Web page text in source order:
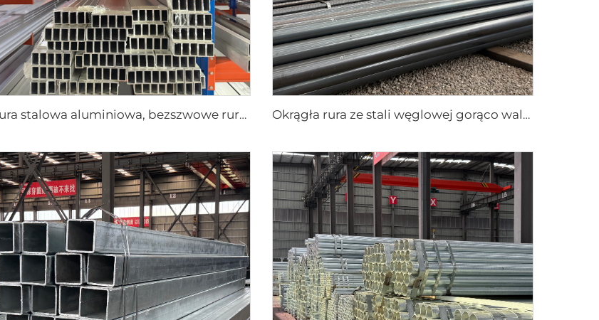
Rura stalowa aluminiowa, bezszwowe rury kwadratowe Okrągła rura ze stali węglowej gorąco walcowana czarna rura ASTM AISI